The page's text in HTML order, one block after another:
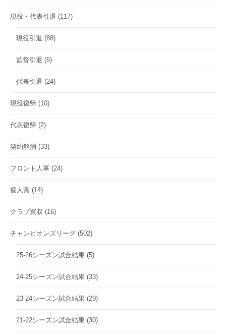
現役・代表引退 (117)
現役引退 (88)
監督引退 (5)
代表引退 (24)
現役復帰 (10)
代表復帰 (2)
契約解消 (33)
フロント人事 (24)
個人賞 (14)
クラブ買収 (16)
チャンピオンズリーグ (502)
25-26シーズン試合結果 (5)
24-25シーズン試合結果 (33)
23-24シーズン試合結果 (29)
21-22シーズン試合結果 (30)